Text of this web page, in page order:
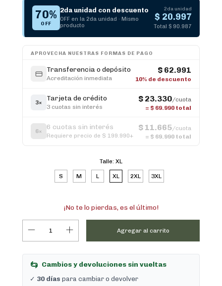
70%
OFF
2da unidad con descuento
OFF en la 2da unidad · Mismo
producto
2da unidad
$ 20.997
Total $ 90.987
APROVECHA NUESTRAS FORMAS DE PAGO
Transferencia o depósito
Acreditación inmediata
$ 62.991
10% de descuento
3×
Tarjeta de crédito
3 cuotas sin interés
$ 23.330/cuota
= $ 69.990 total
6×
6 cuotas sin interés
Requiere precio de $ 199.990+
$ 11.665/cuota
= $ 69.990 total
Talle: XL
S M L XL 2XL 3XL
¡No te lo pierdas, es el último!
Cambios y devoluciones sin vueltas
✓ 30 días para cambiar o devolver